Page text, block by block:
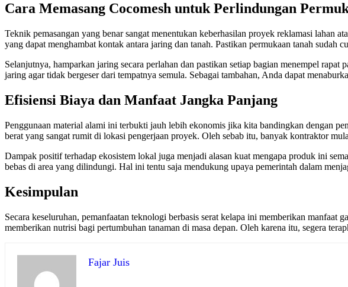
Cara Memasang Cocomesh untuk Perlindungan
Teknik pemasangan yang benar sangat menentukan keberhasilan proyek reklamasi lahan
yang dapat menghambat kontak antara jaring dan tanah. Pastikan permukaan tanah
Selanjutnya, hamparkan jaring secara perlahan dan pastikan setiap bagian menempel
jaring agar tidak bergeser dari tempatnya semula. Sebagai tambahan, Anda dapat
Efisiensi Biaya dan Manfaat Jangka Panjang
Penggunaan material alami ini terbukti jauh lebih ekonomis jika kita bandingkan dengan
berat yang sangat rumit di lokasi pengerjaan proyek. Oleh sebab itu, banyak kontraktor
Dampak positif terhadap ekosistem lokal juga menjadi alasan kuat mengapa produk ini
bebas di area yang dilindungi. Hal ini tentu saja mendukung upaya pemerintah dalam
Kesimpulan
Secara keseluruhan, pemanfaatan teknologi berbasis serat kelapa ini memberikan
memberikan nutrisi bagi pertumbuhan tanaman di masa depan. Oleh karena itu, segera
Fajar Juis